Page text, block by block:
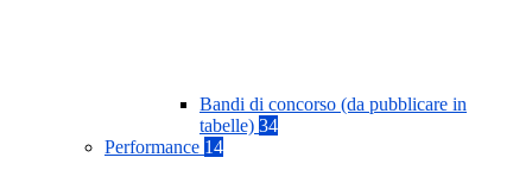
Bandi di concorso (da pubblicare in
tabelle) 34
Performance 14